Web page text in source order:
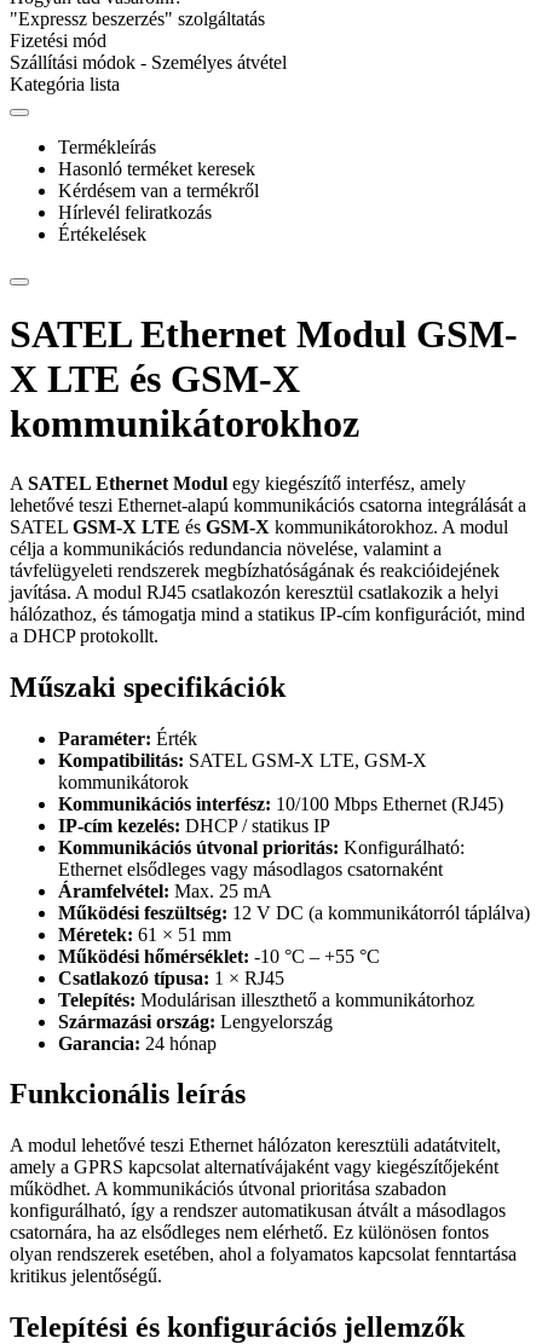
"Expressz beszerzés" szolgáltatás
Fizetési mód
Szállítási módok - Személyes átvétel
Kategória lista
Termékleírás
Hasonló terméket keresek
Kérdésem van a termékről
Hírlevél feliratkozás
Értékelések
SATEL Ethernet Modul GSM-
X LTE és GSM-X
kommunikátorokhoz
A SATEL Ethernet Modul egy kiegészítő interfész, amely
lehetővé teszi Ethernet-alapú kommunikációs csatorna integrálását a
SATEL GSM-X LTE és GSM-X kommunikátorokhoz. A modul
célja a kommunikációs redundancia növelése, valamint a
távfelügyeleti rendszerek megbízhatóságának és reakcióidejének
javítása. A modul RJ45 csatlakozón keresztül csatlakozik a helyi
hálózathoz, és támogatja mind a statikus IP-cím konfigurációt, mind
a DHCP protokollt.
Műszaki specifikációk
Paraméter: Érték
Kompatibilitás: SATEL GSM-X LTE, GSM-X
kommunikátorok
Kommunikációs interfész: 10/100 Mbps Ethernet (RJ45)
IP-cím kezelés: DHCP / statikus IP
Kommunikációs útvonal prioritás: Konfigurálható:
Ethernet elsődleges vagy másodlagos csatornaként
Áramfelvétel: Max. 25 mA
Működési feszültség: 12 V DC (a kommunikátorról táplálva)
Méretek: 61 × 51 mm
Működési hőmérséklet: -10 °C – +55 °C
Csatlakozó típusa: 1 × RJ45
Telepítés: Modulárisan illeszthető a kommunikátorhoz
Származási ország: Lengyelország
Garancia: 24 hónap
Funkcionális leírás
A modul lehetővé teszi Ethernet hálózaton keresztüli adatátvitelt,
amely a GPRS kapcsolat alternatívájaként vagy kiegészítőjeként
működhet. A kommunikációs útvonal prioritása szabadon
konfigurálható, így a rendszer automatikusan átvált a másodlagos
csatornára, ha az elsődleges nem elérhető. Ez különösen fontos
olyan rendszerek esetében, ahol a folyamatos kapcsolat fenntartása
kritikus jelentőségű.
Telepítési és konfigurációs jellemzők